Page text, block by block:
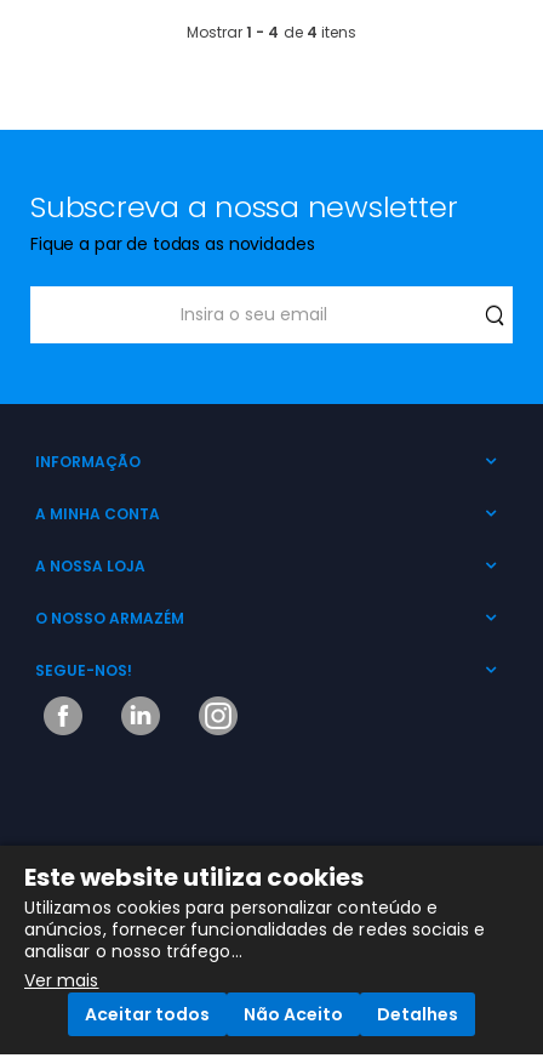
Mostrar1 - 4 de 4 itens
Subscreva a nossa newsletter
Fique a par de todas as novidades
INFORMAÇÃO
A MINHA CONTA
A NOSSA LOJA
O NOSSO ARMAZÉM
SEGUE-NOS!
MHR © 2025 Copyright. Todos os Direitos Reservados
Este website utiliza cookies
Utilizamos cookies para personalizar conteúdo e
anúncios, fornecer funcionalidades de redes sociais e
analisar o nosso tráfego...
Ver mais
Aceitar todos
Não Aceito Detalhes